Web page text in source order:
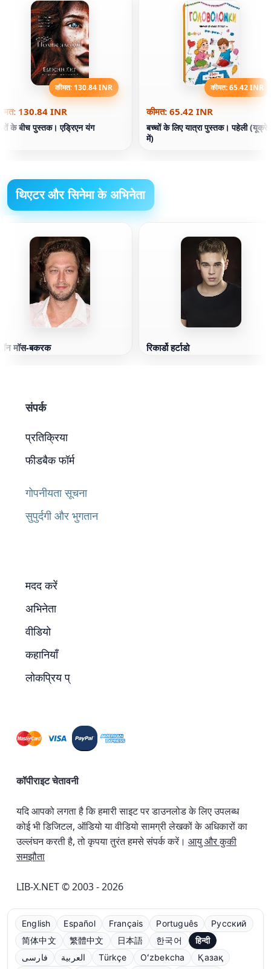
कीमत: 130.84 INR
130.84 INR
के बीच पुस्तक। एड्रिएन यंग
कीमत: 65.42 INR
कीमत: 65.42 INR
बच्चों के लिए यात्रा पुस्तक। पहेली
में)
थिएटर और सिनेमा के अभिनेता
मॉस-बकरक रिकार्डो हर्टाडो
संपर्क
प्रतिक्रिया
फीडबैक फॉर्म
गोपनीयता सूचना
सुपुर्दगी और भुगतान
मदद करें
अभिनेता
वीडियो
कहानियाँ
लोकप्रिय प्
कॉपीराइट चेतावनी
यदि आपको लगता है कि हमारी साइट पर डाउनलोड के लिए उपलब्ध
कोई भी डिजिटल, ऑडियो या वीडियो सामग्री लेखकों के अधिकारों का
उल्लंघन करती है, तो कृपया तुरंत हमसे संपर्क करें। आयु और कुकी
समझौता
LIB-X.NET © 2003 - 2026
English Español Français Português
Русский
简体中文
繁體中文 日本語 한국어
हिन्दी
فارسی
العربية Türkçe Oʻzbekcha Қазақ